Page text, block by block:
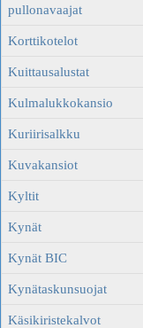
pullonavaajat
Korttikotelot
Kuittausalustat
Kulmalukkokansio
Kuriirisalkku
Kuvakansiot
Kyltit
Kynät
Kynät BIC
Kynätaskunsuojat
Käsikiristekalvot